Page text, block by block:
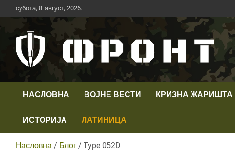
Скип
то
субота, 8. август, 2026.
Телевизија ФРОНТ
НАСЛОВНА ВОЈНЕ ВЕСТИ КРИЗНА ЖАРИШТА
ИСТОРИЈА ЛАТИНИЦА
Насловна Блог Type 052D